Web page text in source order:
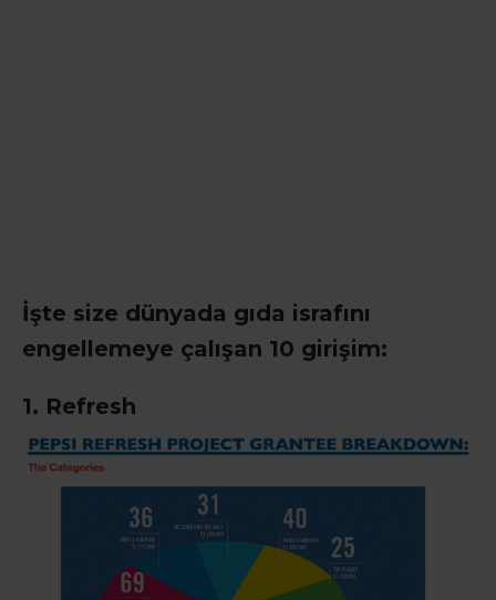
İşte size dünyada gıda israfını
engellemeye çalışan 10 girişim:
1. Refresh